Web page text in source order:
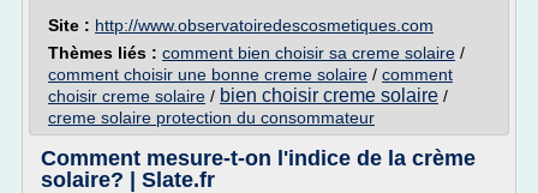
Site : http://www.observatoiredescosmetiques.com
Thèmes liés : comment bien choisir sa creme solaire /
comment choisir une bonne creme solaire / comment
choisir creme solaire / bien choisir creme solaire /
creme solaire protection du consommateur
Comment mesure-t-on l'indice de la crème
solaire? | Slate.fr